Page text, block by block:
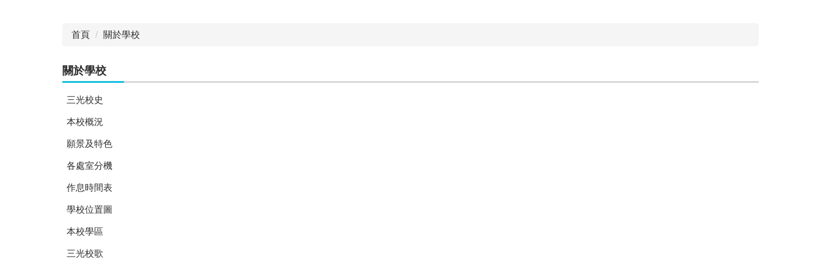
首頁 關於學校
關於學校
三光校史
本校概況
願景及特色
各處室分機
作息時間表
學校位置圖
本校學區
三光校歌